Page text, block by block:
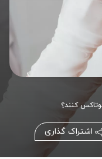
کنند؟
اشتراک گذاری